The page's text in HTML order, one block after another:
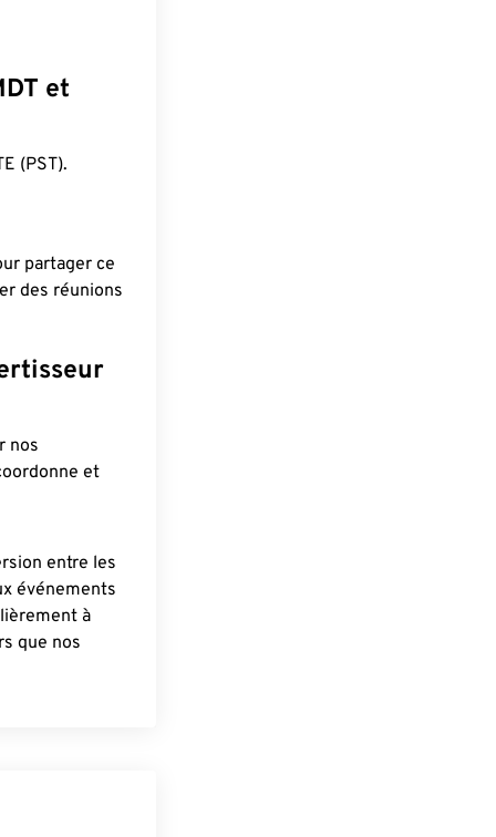
et
(PST).
partager ce
des réunions
nos
et
entre les
événements
à
que nos